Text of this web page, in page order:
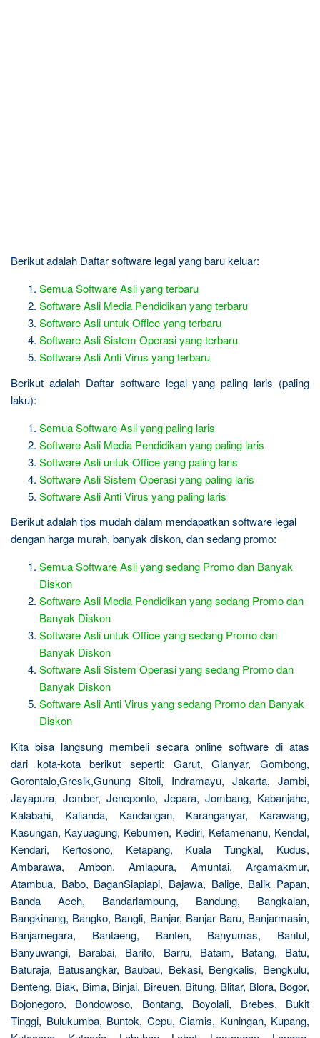
Berikut adalah Daftar software legal yang baru keluar:
Semua Software Asli yang terbaru
Software Asli Media Pendidikan yang terbaru
Software Asli untuk Office yang terbaru
Software Asli Sistem Operasi yang terbaru
Software Asli Anti Virus yang terbaru
Berikut adalah Daftar software legal yang paling laris (paling
laku):
Semua Software Asli yang paling laris
Software Asli Media Pendidikan yang paling laris
Software Asli untuk Office yang paling laris
Software Asli Sistem Operasi yang paling laris
Software Asli Anti Virus yang paling laris
Berikut adalah tips mudah dalam mendapatkan software legal
dengan harga murah, banyak diskon, dan sedang promo:
Semua Software Asli yang sedang Promo dan Banyak
Diskon
Software Asli Media Pendidikan yang sedang Promo dan
Banyak Diskon
Software Asli untuk Office yang sedang Promo dan
Banyak Diskon
Software Asli Sistem Operasi yang sedang Promo dan
Banyak Diskon
Software Asli Anti Virus yang sedang Promo dan Banyak
Diskon
Kita bisa langsung membeli secara online software di atas
dari kota-kota berikut seperti: Garut, Gianyar, Gombong,
Gorontalo,Gresik,Gunung Sitoli, Indramayu, Jakarta, Jambi,
Jayapura, Jember, Jeneponto, Jepara, Jombang, Kabanjahe,
Kalabahi, Kalianda, Kandangan, Karanganyar, Karawang,
Kasungan, Kayuagung, Kebumen, Kediri, Kefamenanu, Kendal,
Kendari, Kertosono, Ketapang, Kuala Tungkal, Kudus,
Ambarawa, Ambon, Amlapura, Amuntai, Argamakmur,
Atambua, Babo, BaganSiapiapi, Bajawa, Balige, Balik Papan,
Banda Aceh, Bandarlampung, Bandung, Bangkalan,
Bangkinang, Bangko, Bangli, Banjar, Banjar Baru, Banjarmasin,
Banjarnegara, Bantaeng, Banten, Banyumas, Bantul,
Banyuwangi, Barabai, Barito, Barru, Batam, Batang, Batu,
Baturaja, Batusangkar, Baubau, Bekasi, Bengkalis, Bengkulu,
Benteng, Biak, Bima, Binjai, Bireuen, Bitung, Blitar, Blora, Bogor,
Bojonegoro, Bondowoso, Bontang, Boyolali, Brebes, Bukit
Tinggi, Bulukumba, Buntok, Cepu, Ciamis, Kuningan, Kupang,